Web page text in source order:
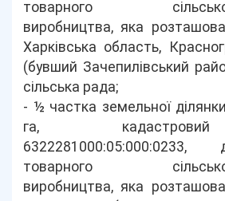
товарного
виробництва, яка
Харківська область,
(бувший Зачепилівський
сільська рада;
- ½ частка земельної
га,
товарного
виробництва, яка